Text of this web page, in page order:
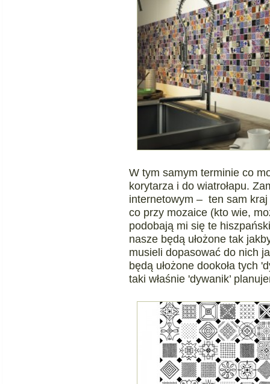
W tym samym terminie co
korytarza i do wiatrołapu.
internetowym – ten sam
co przy mozaice (kto wie,
podobają mi się te
nasze będą ułożone tak
musieli dopasować do nich
będą ułożone dookoła tych
taki właśnie 'dywanik’